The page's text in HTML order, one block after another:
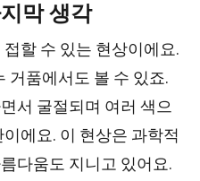
막 생각
할 수 있는 현상이에요.
거품에서도 볼 수 있죠.
서 굴절되며 여러 색으
에요. 이 현상은 과학적
다움도 지니고 있어요.